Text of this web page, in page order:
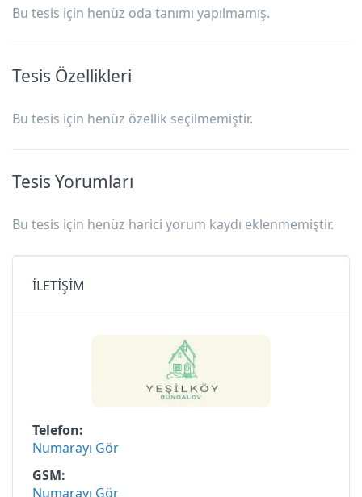
Bu tesis için henüz oda tanımı yapılmamış.
Tesis Özellikleri
Bu tesis için henüz özellik seçilmemiştir.
Tesis Yorumları
Bu tesis için henüz harici yorum kaydı eklenmemiştir.
İLETİŞİM
Telefon
Numarayı Gör
GSM
Numarayı Gör